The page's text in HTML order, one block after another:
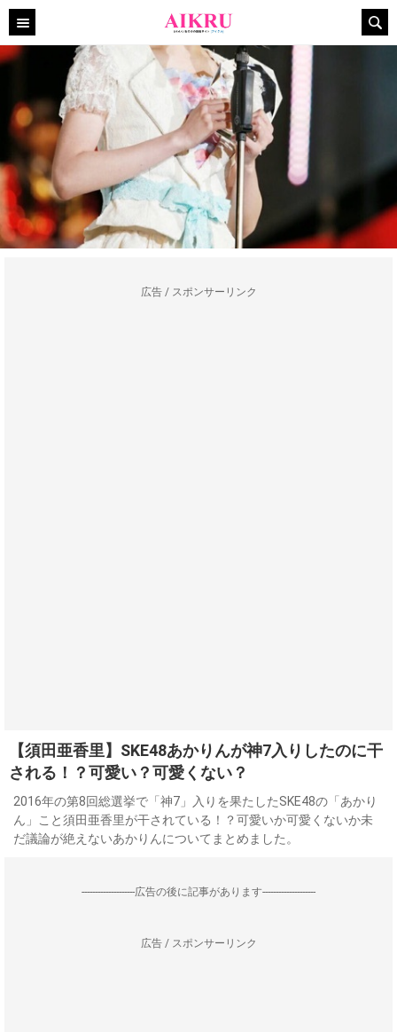
広告 / スポンサーリンク
【須田亜香里】SKE48あかりんが神7入りしたのに干
される！？可愛い？可愛くない？
2016年の第8回総選挙で「神7」入りを果たしたSKE48の「あかり
ん」こと須田亜香里が干されている！？可愛いか可愛くないか未
だ議論が絶えないあかりんについてまとめました。
--------------------広告の後に記事があります--------------------
広告 / スポンサーリンク